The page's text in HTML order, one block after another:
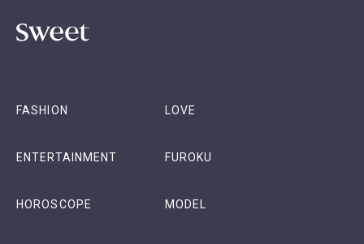
FASHION LOVE
ENTERTAINMENT FUROKU
HOROSCOPE MODEL